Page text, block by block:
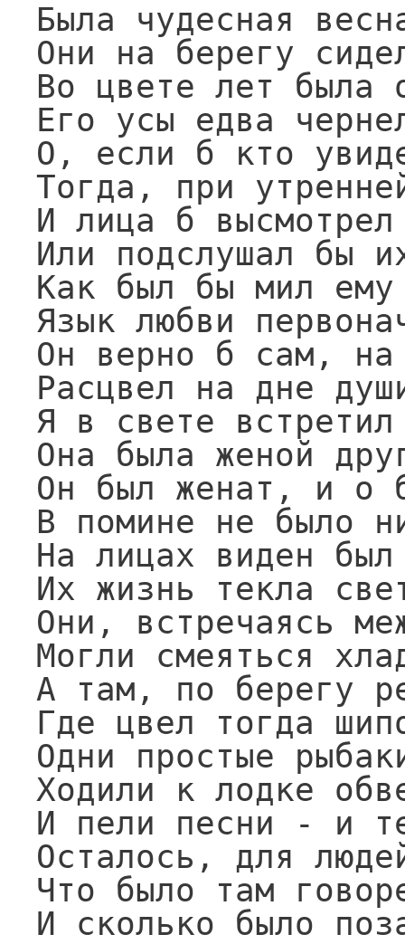
Была чудесная
Они на берегу
Во цвете лет была
Его усы едва
О, если б кто
Тогда, при
И лица б
Или подслушал бы
Как был бы мил
Язык любви
Он верно б сам,
Расцвел на дне
Я в свете
Она была женой
Он был женат, и о
В помине не было
На лицах виден
Их жизнь текла
Они, встречаясь
Могли смеяться
А там, по берегу
Где цвел тогда
Одни простые
Ходили к лодке
И пели песни - и
Осталось, для
Что было там
И сколько было